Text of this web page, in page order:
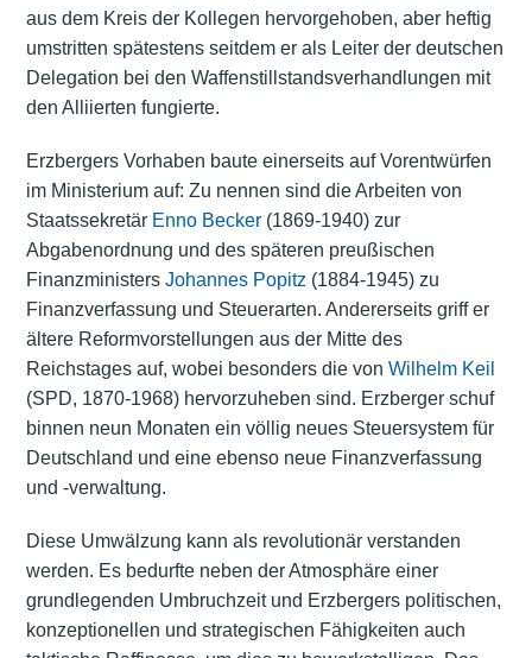
aus dem Kreis der Kollegen hervorgehoben, aber heftig
umstritten spätestens seitdem er als Leiter der deutschen
Delegation bei den Waffenstillstandsverhandlungen mit
den Alliierten fungierte.
Erzbergers Vorhaben baute einerseits auf Vorentwürfen
im Ministerium auf: Zu nennen sind die Arbeiten von
Staatssekretär Enno Becker(1869-1940) zur
Abgabenordnung und des späteren preußischen
Finanzministers Johannes Popitz (1884-1945) zu
Finanzverfassung und Steuerarten. Andererseits griff er
ältere Reformvorstellungen aus der Mitte des
Reichstages auf, wobei besonders die von Wilhelm Keil
(SPD, 1870-1968) hervorzuheben sind. Erzberger schuf
binnen neun Monaten ein völlig neues Steuersystem für
Deutschland und eine ebenso neue Finanzverfassung
und -verwaltung.
Diese Umwälzung kann als revolutionär verstanden
werden. Es bedurfte neben der Atmosphäre einer
grundlegenden Umbruchzeit und Erzbergers politischen,
konzeptionellen und strategischen Fähigkeiten auch